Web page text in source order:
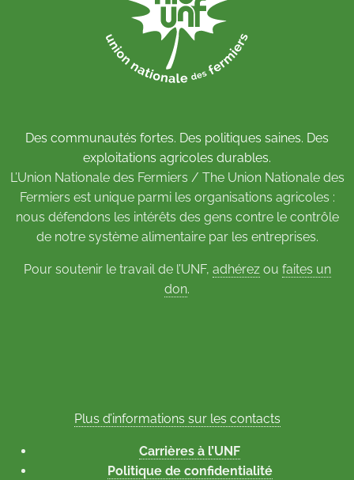
Des communautés fortes. Des politiques saines. Des
exploitations agricoles durables.
L’Union Nationale des Fermiers / The Union Nationale des
Fermiers est unique parmi les organisations agricoles :
nous défendons les intérêts des gens contre le contrôle
de notre système alimentaire par les entreprises.
Pour soutenir le travail de l’UNF, adhérezou faites un
don.
Plus d’informations sur les contacts
Carrières à l’UNF
Politique de confidentialité